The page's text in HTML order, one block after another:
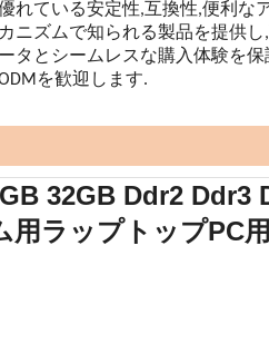
れている安定性,互換性,便利な
カニズムで知られる製品を提供
ータとシームレスな購入体験を保
を歓迎します.
32GB Ddr2 Ddr3
用ラップトップPC用